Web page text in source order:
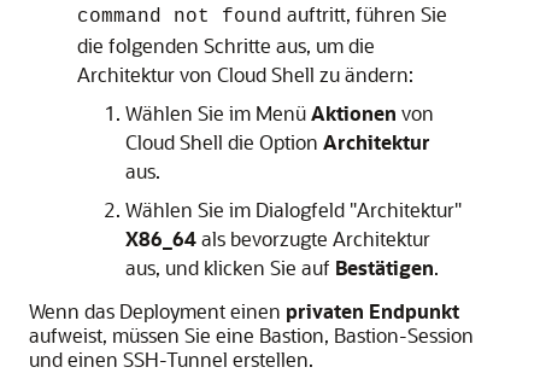
command not found auftritt, führen Sie
die folgenden Schritte aus, um die
Architektur von Cloud Shell zu ändern:
Wählen Sie im MenüAktionen von
Cloud Shell die Option Architektur
aus.
Wählen Sie im Dialogfeld "Architektur"
X86_64als bevorzugte Architektur
aus, und klicken Sie auf Bestätigen.
Wenn das Deployment einen privaten Endpunkt
aufweist, müssen Sie eine Bastion, Bastion-Session
und einen SSH-Tunnel erstellen.